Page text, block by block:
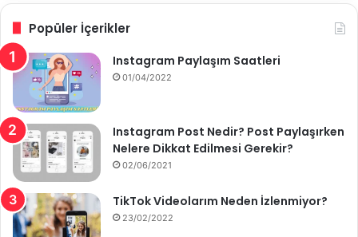
Popüler İçerikler
Instagram Paylaşım Saatleri
01/04/2022
Instagram Post Nedir? Post Paylaşırken
Nelere Dikkat Edilmesi Gerekir?
02/06/2021
TikTok Videolarım Neden İzlenmiyor?
23/02/2022